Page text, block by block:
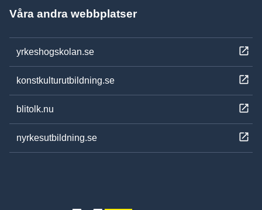
Våra andra webbplatser
yrkeshogskolan.se
konstkulturutbildning.se
blitolk.nu
nyrkesutbildning.se